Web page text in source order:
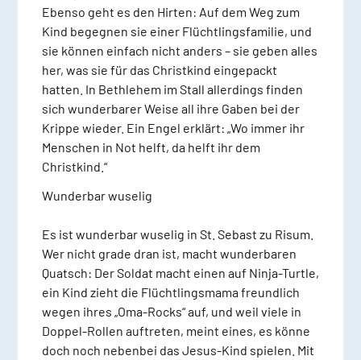
Ebenso geht es den Hirten: Auf dem Weg zum
Kind begegnen sie einer Flüchtlingsfamilie, und
sie können einfach nicht anders – sie geben alles
her, was sie für das Christkind eingepackt
hatten. In Bethlehem im Stall allerdings finden
sich wunderbarer Weise all ihre Gaben bei der
Krippe wieder. Ein Engel erklärt: „Wo immer ihr
Menschen in Not helft, da helft ihr dem
Christkind.“
Wunderbar wuselig
Es ist wunderbar wuselig in St. Sebast zu Risum.
Wer nicht grade dran ist, macht wunderbaren
Quatsch: Der Soldat macht einen auf Ninja-Turtle,
ein Kind zieht die Flüchtlingsmama freundlich
wegen ihres „Oma-Rocks“ auf, und weil viele in
Doppel-Rollen auftreten, meint eines, es könne
doch noch nebenbei das Jesus-Kind spielen. Mit